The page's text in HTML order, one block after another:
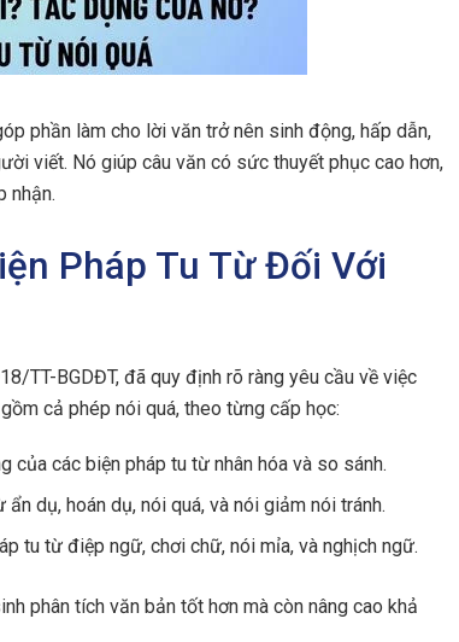
phần làm cho lời văn trở nên sinh động, hấp dẫn,
viết. Nó giúp câu văn có sức thuyết phục cao hơn,
nhận.
Pháp Tu Từ Đối Với
TT-BGDĐT, đã quy định rõ ràng yêu cầu về việc
cả phép nói quá, theo từng cấp học:
của các biện pháp tu từ nhân hóa và so sánh.
dụ, hoán dụ, nói quá, và nói giảm nói tránh.
tu từ điệp ngữ, chơi chữ, nói mỉa, và nghịch ngữ.
phân tích văn bản tốt hơn mà còn nâng cao khả